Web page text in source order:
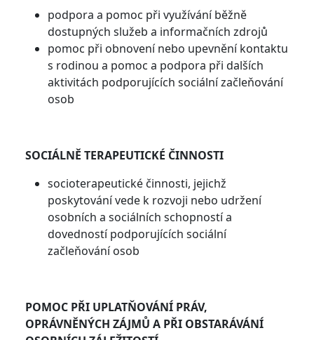
podpora a pomoc při využívání běžně
dostupných služeb a informačních zdrojů
pomoc při obnovení nebo upevnění kontaktu
s rodinou a pomoc a podpora při dalších
aktivitách podporujících sociální začleňování
osob
SOCIÁLNĚ TERAPEUTICKÉ ČINNOSTI
socioterapeutické činnosti, jejichž
poskytování vede k rozvoji nebo udržení
osobních a sociálních schopností a
dovedností podporujících sociální
začleňování osob
POMOC PŘI UPLATŇOVÁNÍ PRÁV,
OPRÁVNĚNÝCH ZÁJMŮ A PŘI OBSTARÁVÁNÍ